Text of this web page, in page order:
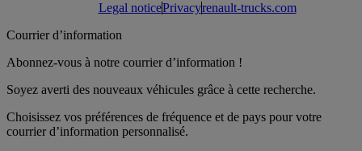
Legal noticePrivacyrenault-trucks.com
Courrier d’information
Abonnez-vous à notre courrier d’information !
Soyez averti des nouveaux véhicules grâce à cette recherche.
Choisissez vos préférences de fréquence et de pays pour votre
courrier d’information personnalisé.